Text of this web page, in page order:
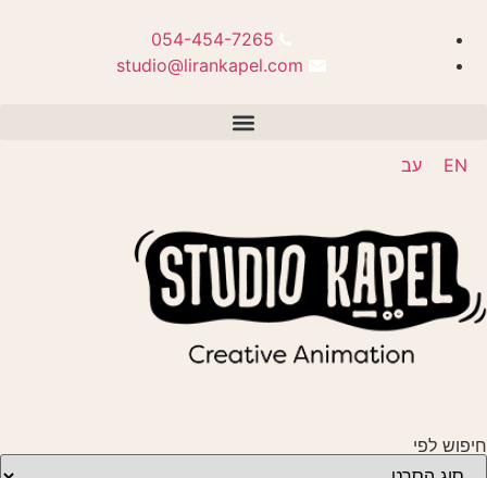
054-454-7265
studio@lirankapel.com
EN עב
חיפוש לפי